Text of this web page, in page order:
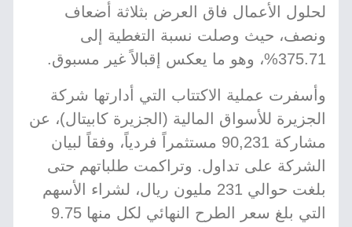
لحلول الأعمال فاق العرض بثلاثة أضعاف
ونصف، حيث وصلت نسبة التغطية إلى
375.71%، وهو ما يعكس إقبالاً غير مسبوق.
وأسفرت عملية الاكتتاب التي أدارتها شركة
الجزيرة للأسواق المالية (الجزيرة كابيتال)، عن
مشاركة 90,231 مستثمراً فردياً، وفقاً لبيان
الشركة على تداول. وتراكمت طلباتهم حتى
بلغت حوالي 231 مليون ريال، لشراء الأسهم
التي بلغ سعر الطرح النهائي لكل منها 9.75